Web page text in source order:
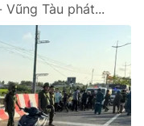
Tàu phát...